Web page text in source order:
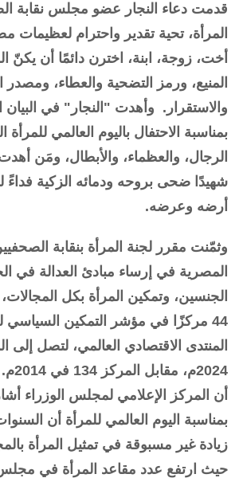
قدمت دعاء النجار عضو مجلس نقابة
المرأة، تحية تقدير واحترام لعظيمات
أخت، زوجة، ابنة، اخترن دائمًا أن يكنّ
المنيع، ورمز التضحية والعطاء، ومصدر
والاستقرار. وأهدت "النجار" في البيان
بمناسبة الاحتفال باليوم العالمي للمرأة
الرجال، والعظماء، والأبطال، ومَن
شهيدًا ضحى بروحه ودمائه الزكية فداءً
أرضه وعرضه.
وثمّنت مقرر لجنة المرأة بنقابة
المصرية في إرساء مبادئ العدالة في
الجنسين، وتمكين المرأة بكل
44 مركزًا في مؤشر التمكين السياسي
أن المركز الإعلامي لمجلس الوزراء
بمناسبة اليوم العالمي للمرأة أن
زيادة غير مسبوقة في تمثيل المرأة